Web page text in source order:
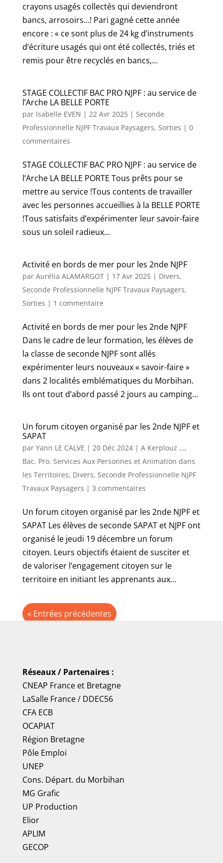
crayons usagés collectés qui deviendront
bancs, arrosoirs…! Pari gagné cette année
encore : « ce sont plus de 24 kg d’instruments
d’écriture usagés qui ont été collectés, triés et
remis pour être recyclés en bancs,...
STAGE COLLECTIF BAC PRO NJPF : au service de
l’Arche LA BELLE PORTE
par Isabelle EVEN | 22 Avr 2025| Seconde
Professionnelle NJPF Travaux Paysagers, Sorties | 0
commentaires
STAGE COLLECTIF BAC PRO NJPF : au service de
l’Arche LA BELLE PORTE Tous prêts pour se
mettre au service !Tous contents de travailler
avec les personnes accueillies à la BELLE PORTE
!Tous satisfaits d’expérimenter leur savoir-faire
sous un soleil radieux...
Activité en bords de mer pour les 2nde NJPF
par Aurélia ALAMARGOT| 17 Avr 2025| Divers,
Seconde Professionnelle NJPF Travaux Paysagers,
Sorties | 1 commentaire
Activité en bords de mer pour les 2nde NJPF
Dans le cadre de leur formation, les élèves de
la classe de seconde NJPF sont allés
expérimenter leurs nouveaux « savoir-faire »
dans 2 localités emblématiques du Morbihan.
Ils ont tout d’abord passé 2 jours au camping...
Un forum citoyen organisé par les 2nde NJPF et
SAPAT
par Yann LE CALVE | 20 Déc 2024| A Kerplouz …,
Bac. Pro. Services Aux Personnes et Animation dans
les Territoires, Divers, Seconde Professionnelle NJPF
Travaux Paysagers | 3 commentaires
Un forum citoyen organisé par les 2nde NJPF et
SAPAT Les élèves de seconde SAPAT et NJPF ont
organisé le jeudi 19 décembre un forum
citoyen. Leurs objectifs étaient de susciter et
de valoriser l’engagement citoyen sur le
territoire en initiant les apprenants aux...
« Entrées précédentes
Réseaux / Partenaires :
CNEAP Franceet Bretagne
LaSalle France/ DDEC56
CFA ECB
OCAPIAT
Région Bretagne
Pôle Emploi
UNEP
Cons. Départ. du Morbihan
MG Grafic
UP Production
Elior
APLIM
GECOP